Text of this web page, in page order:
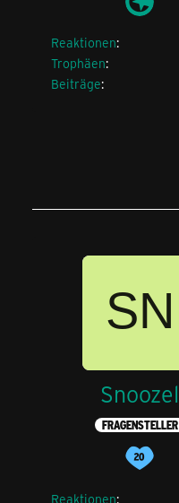
Reaktionen
Trophäen
Beiträge
Snoozel
FRAGENSTELLER
Reaktionen